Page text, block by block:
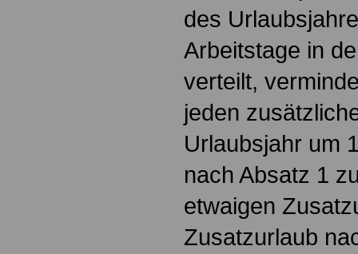
des
Arbeitstage in
verteilt,
jeden
Urlaubsjahr um
nach Absatz 1
etwaigen
Zusatzurlaub